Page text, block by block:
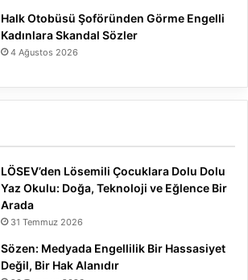
Halk Otobüsü Şoföründen Görme Engelli
Kadınlara Skandal Sözler
4 Ağustos 2026
LÖSEV’den Lösemili Çocuklara Dolu Dolu
Yaz Okulu: Doğa, Teknoloji ve Eğlence Bir
Arada
31 Temmuz 2026
Sözen: Medyada Engellilik Bir Hassasiyet
Değil, Bir Hak Alanıdır